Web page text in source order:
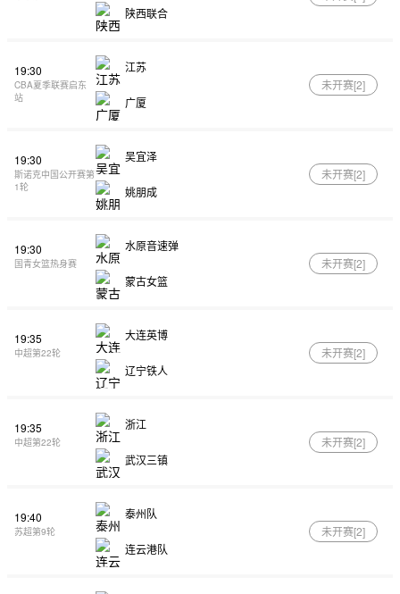
陕西联合
19:30
CBA夏季联赛启东
站
江苏
广厦
未开赛[2]
19:30
斯诺克中国公开赛第
1轮
吴宜泽
姚朋成
未开赛[2]
19:30
国青女篮热身赛
水原音速弹
蒙古女篮
未开赛[2]
19:35
中超第22轮
大连英博
辽宁铁人
未开赛[2]
19:35
中超第22轮
浙江
武汉三镇
未开赛[2]
19:40
苏超第9轮
泰州队
连云港队
未开赛[2]